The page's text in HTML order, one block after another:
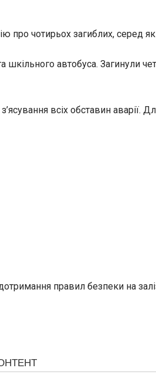
чотирьох загиблих, серед
шкільного автобуса. Загинули
всіх обставин аварії.
правил безпеки на